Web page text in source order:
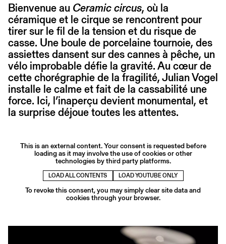
Bienvenue au Ceramic circus, où la
céramique et le cirque se rencontrent pour
tirer sur le fil de la tension et du risque de
casse. Une boule de porcelaine tournoie, des
assiettes dansent sur des cannes à pêche, un
vélo improbable défie la gravité. Au cœur de
cette chorégraphie de la fragilité, Julian Vogel
installe le calme et fait de la cassabilité une
force. Ici, l’inaperçu devient monumental, et
la surprise déjoue toutes les attentes.
This is an external content. Your consent is requested before
loading as it may involve the use of cookies or other
technologies by third party platforms.
LOAD ALL CONTENTS LOAD YOUTUBE ONLY
To revoke this consent, you may simply clear site data and
cookies through your browser.